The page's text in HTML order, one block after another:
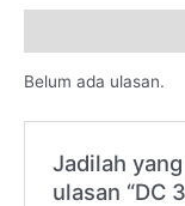
Belum ada ulasan.
Jadilah
ulasan “DC